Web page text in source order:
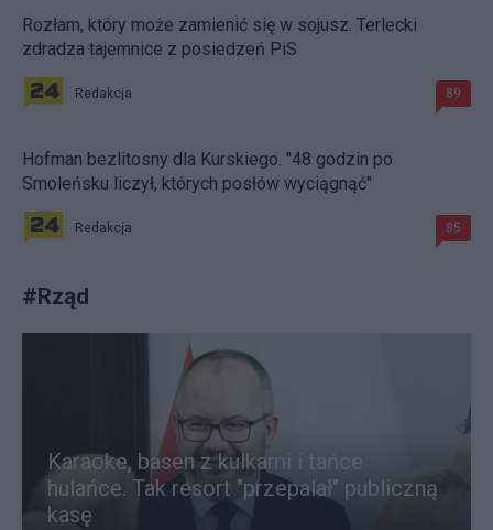
Rozłam, który może zamienić się w sojusz. Terlecki
zdradza tajemnice z posiedzeń PiS
Redakcja 89
Hofman bezlitosny dla Kurskiego. "48 godzin po
Smoleńsku liczył, których posłów wyciągnąć"
Redakcja 85
#Rząd
Karaoke, basen z kulkami i tańce
hulańce. Tak resort "przepalał" publiczną
kasę